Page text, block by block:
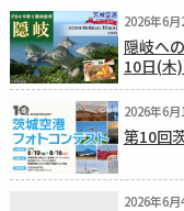
2026年6月
隠岐へ
10日(木)
2026年6月
第10回
2026年6月